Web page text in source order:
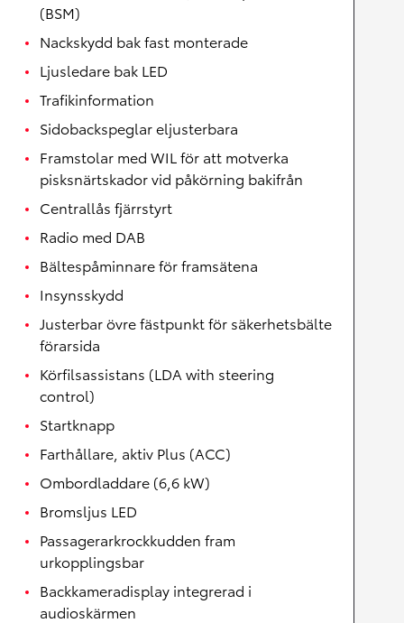
(BSM)
Nackskydd bak fast monterade
Ljusledare bak LED
Trafikinformation
Sidobackspeglar eljusterbara
Framstolar med WIL för att motverka
pisksnärtskador vid påkörning bakifrån
Centrallås fjärrstyrt
Radio med DAB
Bältespåminnare för framsätena
Insynsskydd
Justerbar övre fästpunkt för säkerhetsbälte
förarsida
Körfilsassistans (LDA with steering
control)
Startknapp
Farthållare, aktiv Plus (ACC)
Ombordladdare (6,6 kW)
Bromsljus LED
Passagerarkrockkudden fram
urkopplingsbar
Backkameradisplay integrerad i
audioskärmen